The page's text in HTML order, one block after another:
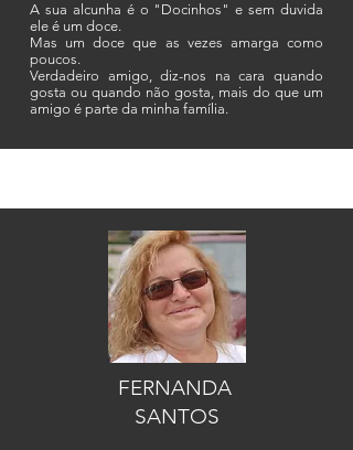
A sua alcunha é o "Docinhos" e sem duvida
ele é um doce.
Mas um doce que as vezes amarga como
poucos.
Verdadeiro amigo, diz-nos na cara quando
gosta ou quando não gosta, mais do que um
amigo é parte da minha família.
FERNANDA
SANTOS